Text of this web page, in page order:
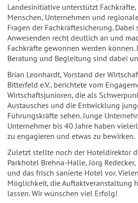
Landesinitiative unterstützt
Menschen, Unternehmen und
Fragen der Fachkräftesicherung. Dabei
Anwesenden recht deutlich an und
Fachkräfte gewonnen werden
Beratung und Begleitung sind dabei
Brian Leonhardt, Vorstand der
Bitterfeld e.V., berichtete vom
Wirtschaftsjunioren, die als
Austausches und die Entwicklung
Führungskräfte sehen. Junge
Unternehmer bis 40 Jahre haben
zu engagieren und etwas zu bewirken.
Zuletzt stellte noch der Hoteldirektor
Parkhotel Brehna-Halle, Jörg
und das frisch sanierte Hotel vor.
Möglichkeit, die Auftaktveranstaltung
lassen. Wir wünschen viel Erfolg!